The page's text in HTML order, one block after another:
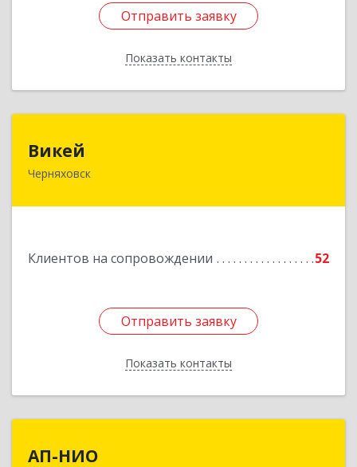
Отправить заявку
Показать контакты
Отправить заявку
Назад
Викей
Черняховск
Клиентов на сопровождении 52
Отправить заявку
Показать контакты
238150, Калининградская обл, Черняховский р-
Отправить заявку
Назад
АП-НИО